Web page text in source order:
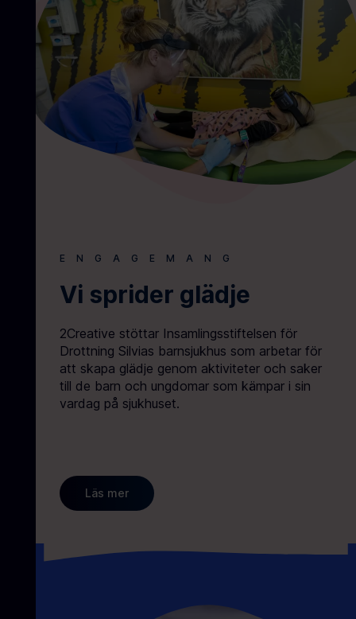
ENGAGEMANG
Vi sprider glädje
2Creative stöttar Insamlingsstiftelsen för
Drottning Silvias barnsjukhus som arbetar för
att skapa glädje genom aktiviteter och saker
till de barn och ungdomar som kämpar i sin
vardag på sjukhuset.
Läs mer